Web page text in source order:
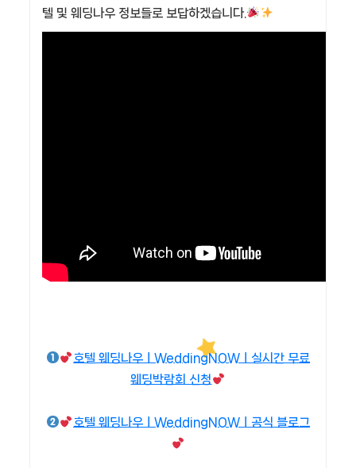
텔 및 웨딩나우 정보들로 보답하겠습니다.
호텔 웨딩나우ㅣWeddingNOWㅣ실시간 무료
웨딩박람회 신청
호텔 웨딩나우ㅣWeddingNOWㅣ공식 블로그